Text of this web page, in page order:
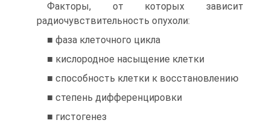
Факторы, от которых зависит
радиочувствительность опухоли:
■ фаза клеточного цикла
■ кислородное насыщение клетки
■ способность клетки к восстановлению
■ степень дифференцировки
■ гистогенез